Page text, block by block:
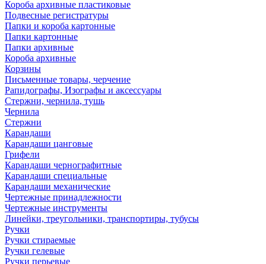
Короба архивные пластиковые
Подвесные регистратуры
Папки и короба картонные
Папки картонные
Папки архивные
Короба архивные
Корзины
Письменные товары, черчение
Рапидографы, Изографы и аксессуары
Стержни, чернила, тушь
Чернила
Стержни
Карандаши
Карандаши цанговые
Грифели
Карандаши чернографитные
Карандаши специальные
Карандаши механические
Чертежные принадлежности
Чертежные инструменты
Линейки, треугольники, транспортиры, тубусы
Ручки
Ручки стираемые
Ручки гелевые
Ручки перьевые